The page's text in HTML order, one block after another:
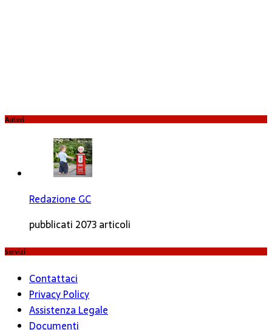
Autori
Redazione GC
pubblicati 2073 articoli
Servizi
Contattaci
Privacy Policy
Assistenza Legale
Documenti